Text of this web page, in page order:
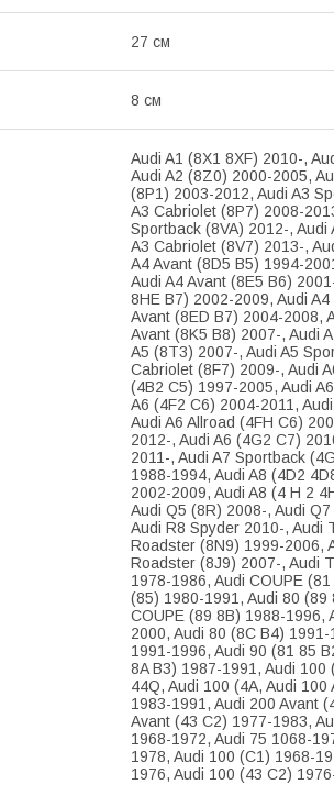
27 см
8 см
Audi A1 (8X1 8XF) 2010-,
Audi A2 (8Z0) 2000-2005,
(8P1) 2003-2012, Audi A3
A3 Cabriolet (8P7) 2008-
Sportback (8VA) 2012-, Audi
A3 Cabriolet (8V7) 2013-,
A4 Avant (8D5 B5) 1994-
Audi A4 Avant (8E5 B6)
8HE B7) 2002-2009, Audi
Avant (8ED B7) 2004-2008,
Avant (8K5 B8) 2007-, Audi
A5 (8T3) 2007-, Audi A5
Cabriolet (8F7) 2009-, Audi
(4B2 C5) 1997-2005, Audi
A6 (4F2 C6) 2004-2011,
Audi A6 Allroad (4FH C6)
2012-, Audi A6 (4G2 C7)
2011-, Audi A7 Sportback
1988-1994, Audi A8 (4D2
2002-2009, Audi A8 (4 H 2
Audi Q5 (8R) 2008-, Audi
Audi R8 Spyder 2010-, Audi
Roadster (8N9) 1999-2006,
Roadster (8J9) 2007-, Audi
1978-1986, Audi COUPE
(85) 1980-1991, Audi 80 (89
COUPE (89 8B) 1988-1996,
2000, Audi 80 (8C B4)
1991-1996, Audi 90 (81 85
8A B3) 1987-1991, Audi 100
44Q, Audi 100 (4A, Audi
1983-1991, Audi 200 Avant
Avant (43 C2) 1977-1983,
1968-1972, Audi 75 1068-
1978, Audi 100 (C1) 1968-
1976, Audi 100 (43 C2)